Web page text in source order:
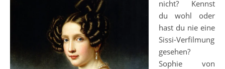
nicht? Kennst
du wohl oder
hast du nie eine
Sissi-Verfilmung
gesehen?
Sophie von